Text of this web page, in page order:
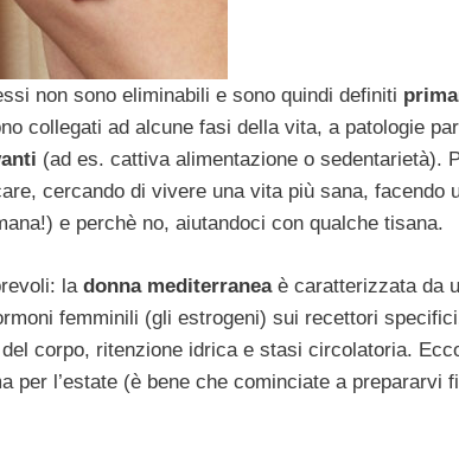
non sono eliminabili e sono quindi definiti
collegati ad alcune fasi della vita, a patologie
(ad es. cattiva alimentazione o sedentarietà).
cercando di vivere una vita più sana, facendo
e perchè no, aiutandoci con qualche tisana.
la donna mediterraneaè caratterizzata da
femminili (gli estrogeni) sui recettori
corpo, ritenzione idrica e stasi circolatoria.
per l’estate (è bene che cominciate a prepararvi